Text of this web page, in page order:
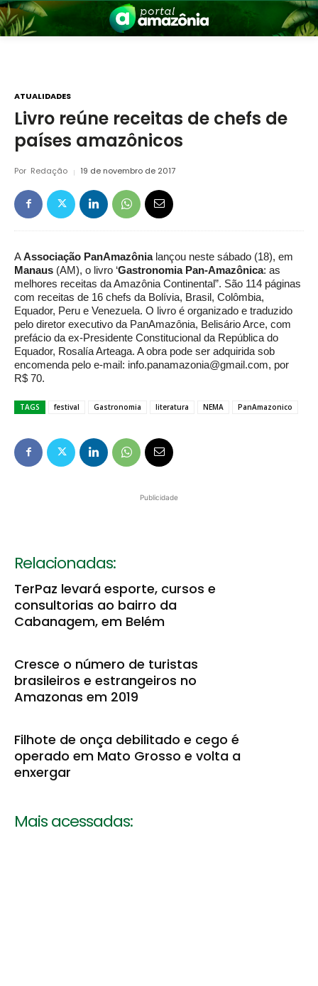
Amazônia
ATUALIDADES
Livro reúne receitas de chefs de
países amazônicos
Por Redação 19 de novembro de 2017
AAssociação PanAmazônia lançou neste sábado (18), em
Manaus (AM), o livro ‘Gastronomia Pan-Amazônica: as
melhores receitas da Amazônia Continental”. São 114 páginas
com receitas de 16 chefs da Bolívia, Brasil, Colômbia,
Equador, Peru e Venezuela. O livro é organizado e traduzido
pelo diretor executivo da PanAmazônia, Belisário Arce, com
prefácio da ex-Presidente Constitucional da República do
Equador, Rosalía Arteaga. A obra pode ser adquirida sob
encomenda pelo e-mail: info.panamazonia@gmail.com, por
R$ 70.
TAGS festival Gastronomia literatura NEMA PanAmazonico
Publicidade
Relacionadas:
TerPaz levará esporte, cursos e
consultorias ao bairro da
Cabanagem, em Belém
Cresce o número de turistas
brasileiros e estrangeiros no
Amazonas em 2019
Filhote de onça debilitado e cego é
operado em Mato Grosso e volta a
enxergar
Mais acessadas: